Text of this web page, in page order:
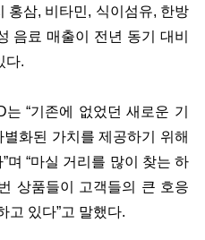
홍삼, 비타민, 식이섬유, 한방
음료 매출이 전년 동기 대비
다.
“기존에 없었던 새로운 기
화된 가치를 제공하기 위해
며 “마실 거리를 많이 찾는 하
상품들이 고객들의 큰 호응
고 있다”고 말했다.